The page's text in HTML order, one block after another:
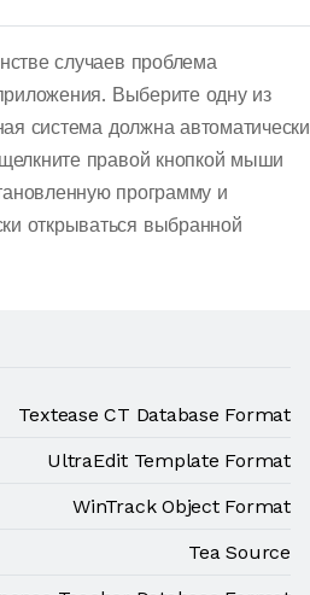
случаев проблема
Выберите одну из
система должна автоматически
правой кнопкой мыши
программу и
открываться выбранной
Textease CT Database Format
UltraEdit Template Format
WinTrack Object Format
Tea Source